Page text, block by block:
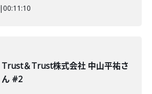
|00:11:10
Trust＆Trust株式会社 中山平祐さ
ん #2